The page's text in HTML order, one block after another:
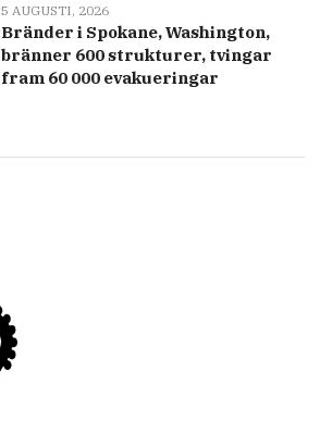
5 AUGUSTI, 2026
Bränder i Spokane, Washington,
bränner 600 strukturer, tvingar
fram 60 000 evakueringar